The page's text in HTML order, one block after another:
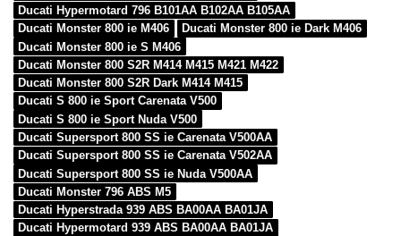
Ducati Hypermotard 796 B101AA B102AA B105AA
Ducati Monster 800 ie M406
Ducati Monster 800 ie Dark M406
Ducati Monster 800 ie S M406
Ducati Monster 800 S2R M414 M415 M421 M422
Ducati Monster 800 S2R Dark M414 M415
Ducati S 800 ie Sport Carenata V500
Ducati S 800 ie Sport Nuda V500
Ducati Supersport 800 SS ie Carenata V500AA
Ducati Supersport 800 SS ie Carenata V502AA
Ducati Supersport 800 SS ie Nuda V500AA
Ducati Monster 796 ABS M5
Ducati Hyperstrada 939 ABS BA00AA BA01JA
Ducati Hypermotard 939 ABS BA00AA BA01JA